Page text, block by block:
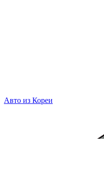
Авто из Кореи